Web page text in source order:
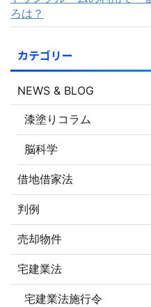
ろは？
カテゴリー
NEWS & BLOG
漆塗りコラム
脳科学
借地借家法
判例
売却物件
宅建業法
宅建業法施行令